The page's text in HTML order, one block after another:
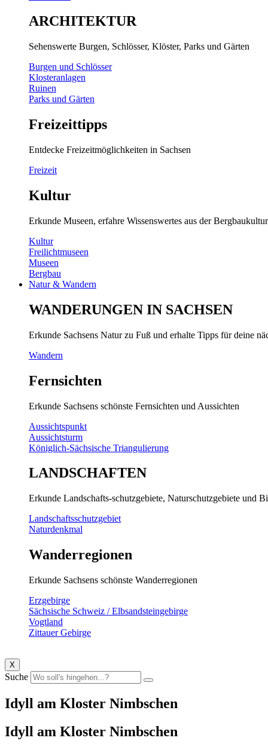
ARCHITEKTUR
Sehenswerte Burgen, Schlösser, Klöster, Parks und Gärten
Burgen und Schlösser
Klosteranlagen
Ruinen
Parks und Gärten
Freizeittipps
Entdecke Freizeitmöglichkeiten in Sachsen
Freizeit
Kultur
Erkunde Museen, erfahre Wissenswertes aus der
Kultur
Freilichtmuseen
Museen
Bergbau
Natur & Wandern
WANDERUNGEN IN SACHSEN
Erkunde Sachsens Natur zu Fuß und erhalte Tipps für deine
Wandern
Fernsichten
Erkunde Sachsens schönste Fernsichten und Aussichten
Aussichtspunkt
Aussichtsturm
Königlich-Sächsische Triangulierung
LANDSCHAFTEN
Erkunde Landschafts-schutzgebiete, Naturschutzgebiete und
Landschaftsschutzgebiet
Naturdenkmal
Wanderregionen
Erkunde Sachsens schönste Wanderregionen
Erzgebirge
Sächsische Schweiz / Elbsandsteingebirge
Vogtland
Zittauer Gebirge
X
Suche
Idyll am Kloster Nimbschen
Idyll am Kloster Nimbschen